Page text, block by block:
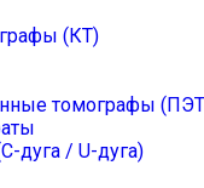
(КТ)
томографы
дуга / U-дуга)